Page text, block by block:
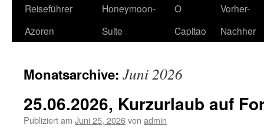
Reiseführer
Azoren
Honeymoon-
Suite
O
Capitao
Vorher-
Nachher
Monatsarchive: Juni 2026
25.06.2026, Kurzurlaub auf
Publiziert am Juni 25, 2026von admin